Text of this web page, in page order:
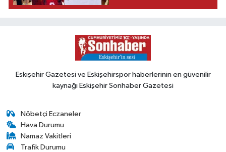
Eskişehir Gazetesi ve Eskişehirspor haberlerinin en güvenilir
kaynağı Eskişehir Sonhaber Gazetesi
Nöbetçi Eczaneler
Hava Durumu
Namaz Vakitleri
Trafik Durumu